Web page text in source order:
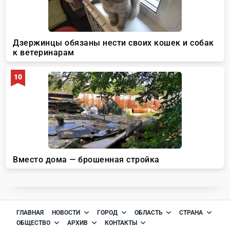
ГЛАВНАЯ НОВОСТИ ГОРОД ОБЛАСТЬ
СТРАНА
ОБЩЕСТВО
АРХИВ КОНТАКТЫ